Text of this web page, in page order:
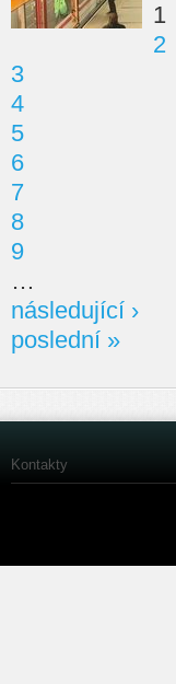
1
2
3
4
5
6
7
8
9
…
následující ›
poslední »
Kontakty